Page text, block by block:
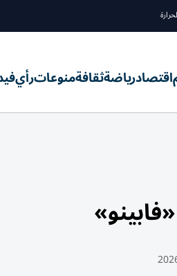
اقتصادرياضةثقافةمنوعاترأي